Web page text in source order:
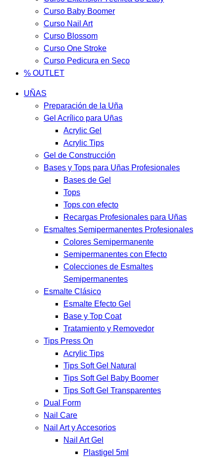
Curso Baby Boomer
Curso Nail Art
Curso Blossom
Curso One Stroke
Curso Pedicura en Seco
% OUTLET
UÑAS
Preparación de la Uña
Gel Acrílico para Uñas
Acrylic Gel
Acrylic Tips
Gel de Construcción
Bases y Tops para Uñas Profesionales
Bases de Gel
Tops
Tops con efecto
Recargas Profesionales para Uñas
Esmaltes Semipermanentes Profesionales
Colores Semipermanente
Semipermanentes con Efecto
Colecciones de Esmaltes
Semipermanentes
Esmalte Clásico
Esmalte Efecto Gel
Base y Top Coat
Tratamiento y Removedor
Tips Press On
Acrylic Tips
Tips Soft Gel Natural
Tips Soft Gel Baby Boomer
Tips Soft Gel Transparentes
Dual Form
Nail Care
Nail Art y Accesorios
Nail Art Gel
Plastigel 5ml